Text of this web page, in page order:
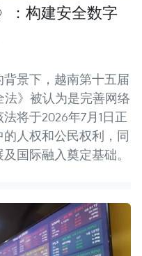
：构建安全数字
景下，越南第十五届
法》被认为是完善网络
将于2026年7月1日正
人权和公民权利，同
国际融入奠定基础。